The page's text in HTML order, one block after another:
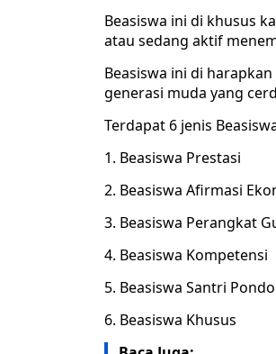
Beasiswa ini di khusus
atau sedang aktif
Beasiswa ini di
generasi muda yang
Terdapat 6 jenis
1. Beasiswa Prestasi
2. Beasiswa Afirmasi
3. Beasiswa Perangkat
4. Beasiswa Kompetensi
5. Beasiswa Santri
6. Beasiswa Khusus